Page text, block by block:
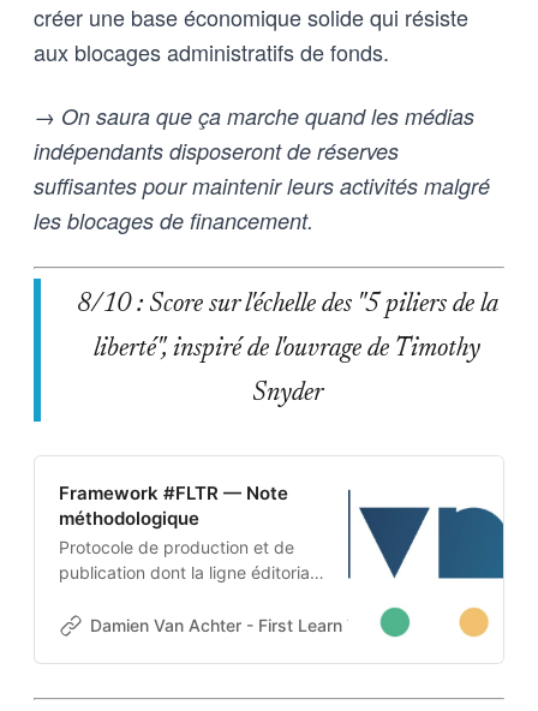
créer une base économique solide qui résiste
aux blocages administratifs de fonds.
→ On saura que ça marche quand les médias
indépendants disposeront de réserves
suffisantes pour maintenir leurs activités malgré
les blocages de financement.
8/10 : Score sur l'échelle des "5 piliers de la
liberté", inspiré de l'ouvrage de Timothy
Snyder
Framework #FLTR — Note
méthodologique
Protocole de production et de
publication dont la ligne éditoriale
projet. Cette architecture auto-
techniques, imposées tant aux
Damien Van Achter - First Learn The Rules. Then Break